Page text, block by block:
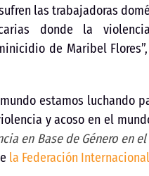
las trabajadoras
donde la
de Maribel
estamos luchando
y acoso en el
en Base de Género en
la Federación